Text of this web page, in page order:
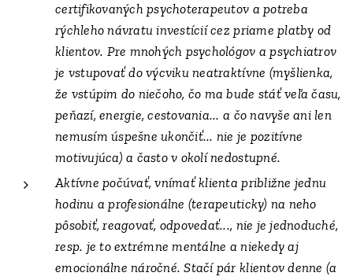
certifikovaných psychoterapeutov a potreba
rýchleho návratu investícií cez priame platby od
klientov. Pre mnohých psychológov a psychiatrov
je vstupovať do výcviku neatraktívne (myšlienka,
že vstúpim do niečoho, čo ma bude stáť veľa času,
peňazí, energie, cestovania... a čo navyše ani len
nemusím úspešne ukončiť... nie je pozitívne
motivujúca) a často v okolí nedostupné.
Aktívne počúvať, vnímať klienta približne jednu
hodinu a profesionálne (terapeuticky) na neho
pôsobiť, reagovať, odpovedať..., nie je jednoduché,
resp. je to extrémne mentálne a niekedy aj
emocionálne náročné. Stačí pár klientov denne (a